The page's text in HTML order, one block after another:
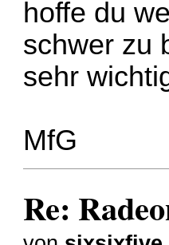
hoffe du
schwer zu
sehr
MfG
Re: